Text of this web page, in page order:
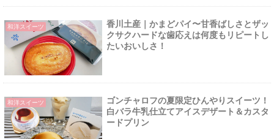
和洋スイーツ
香川土産｜かまどパイ〜甘香ばしさとザッ
クサクハードな歯応えは何度もリピートし
たいおいしさ！
和洋スイーツ
ゴンチャロフの夏限定ひんやりスイーツ！
白バラ牛乳仕立てアイスデザート＆カスタ
ードプリン